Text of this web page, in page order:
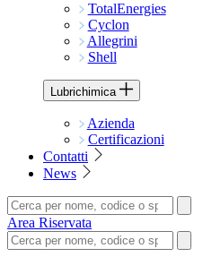
TotalEnergies
Cyclon
Allegrini
Shell
Lubrichimica
Azienda
Certificazioni
Contatti
News
Area Riservata